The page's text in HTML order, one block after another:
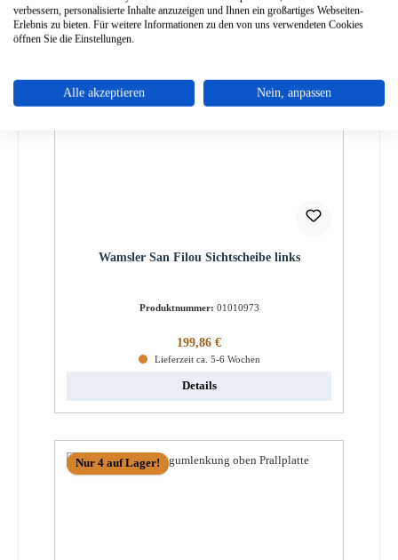
Wamsler San Filou Sichtscheibe links
Produktnummer: 01010973
Regulärer Preis:
199,86 €
Lieferzeit ca. 5-6 Wochen
Details
Nur 4 auf Lager!
verbessern, personalisierte Inhalte anzuzeigen und Ihnen ein großartiges Webseiten-
Erlebnis zu bieten. Für weitere Informationen zu den von uns verwendeten Cookies
öffnen Sie die Einstellungen.
Alle akzeptieren Nein, anpassen